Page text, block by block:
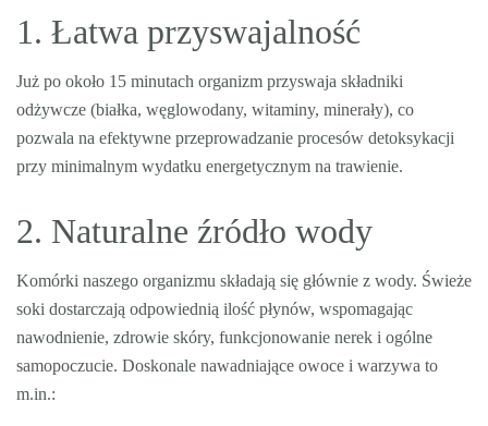
1. Łatwa przyswajalność
Już po około 15 minutach organizm przyswaja składniki
odżywcze (białka, węglowodany, witaminy, minerały), co
pozwala na efektywne przeprowadzanie procesów detoksykacji
przy minimalnym wydatku energetycznym na trawienie.
2. Naturalne źródło wody
Komórki naszego organizmu składają się głównie z wody. Świeże
soki dostarczają odpowiednią ilość płynów, wspomagając
nawodnienie, zdrowie skóry, funkcjonowanie nerek i ogólne
samopoczucie. Doskonale nawadniające owoce i warzywa to
m.in.: